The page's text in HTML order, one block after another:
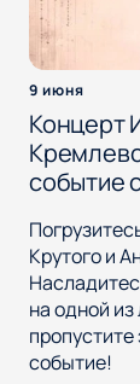
9 июня
Концерт
событие
Крутого и
на одной
событие!